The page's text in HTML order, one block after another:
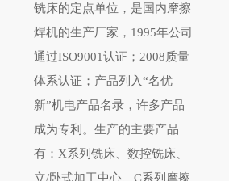
铣床的定点单位，是国内摩擦
焊机的生产厂家，1995年公司
通过ISO9001认证；2008质量
体系认证；产品列入“名优
新”机电产品名录，许多产品
成为专利。生产的主要产品
有：X系列铣床、数控铣床、
立/卧式加工中心、C系列摩擦